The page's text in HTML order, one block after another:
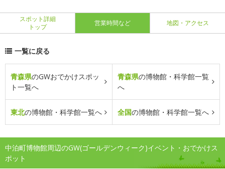
スポット詳細
トップ
営業時間など 地図・アクセス
一覧に戻る
青森県のGWおでかけスポッ
ト一覧へ
青森県の博物館・科学館一覧
へ
東北の博物館・科学館一覧へ 全国の博物館・科学館一覧へ
中泊町博物館周辺のGW(ゴールデンウィーク)イベント・おでかけス
ポット